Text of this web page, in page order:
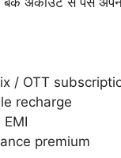
/ OTT
recharge
EMI
premium